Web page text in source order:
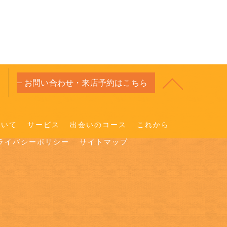
お問い合わせ・来店予約はこちら
て サービス 出会いのコース これから
イバシーポリシー サイトマップ